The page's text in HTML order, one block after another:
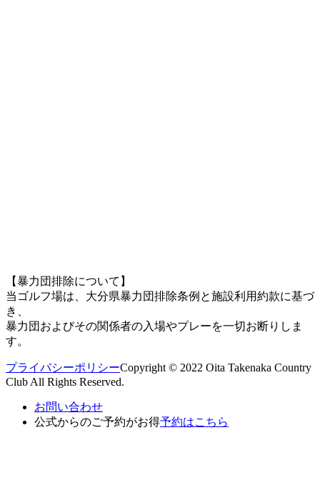
【暴力団排除について】
当ゴルフ場は、大分県暴力団排除条例と施設利用約款に基づ
き、
暴力団およびその関係者の入場やプレーを一切お断りしま
す。
プライバシーポリシーCopyright © 2022 Oita Takenaka Country
Club All Rights Reserved.
お問い合わせ
公式からのご予約がお得予約はこちら